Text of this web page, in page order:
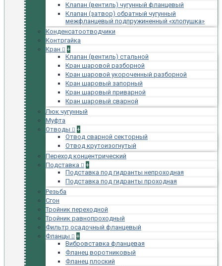
Клапан (вентиль) чугунный фланцевый
Клапан (затвор) обратный чугунный
межфланцевый подпружиненный «хлопушка»
Конденсатоотводчики
Контргайка
Кран
+
Клапан (вентиль) стальной
Кран шаровой разборной
Кран шаровой укороченный разборной
Кран шаровый запорный
Кран шаровый приварной
Кран шаровый сварной
Люк чугунный
Муфта
Отводы
+
Отвод сварной секторный
Отвод крутоизогнутый
Переход концентрический
Подставка
+
Подставка под гидранты непроходная
Подставка под гидранты проходная
Резьба
Сгон
Тройник переходной
Тройник равнопроходный
Фильтр осадочный фланцевый
Фланцы
+
Вибровставка фланцевая
Фланец воротниковый
Фланец плоский